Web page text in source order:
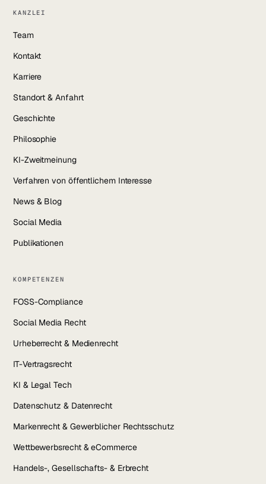
KANZLEI
Team
Kontakt
Karriere
Standort & Anfahrt
Geschichte
Philosophie
KI-Zweitmeinung
Verfahren von öffentlichem Interesse
News & Blog
Social Media
Publikationen
KOMPETENZEN
FOSS-Compliance
Social Media Recht
Urheberrecht & Medienrecht
IT-Vertragsrecht
KI & Legal Tech
Datenschutz & Datenrecht
Markenrecht & Gewerblicher Rechtsschutz
Wettbewerbsrecht & eCommerce
Handels-, Gesellschafts- & Erbrecht